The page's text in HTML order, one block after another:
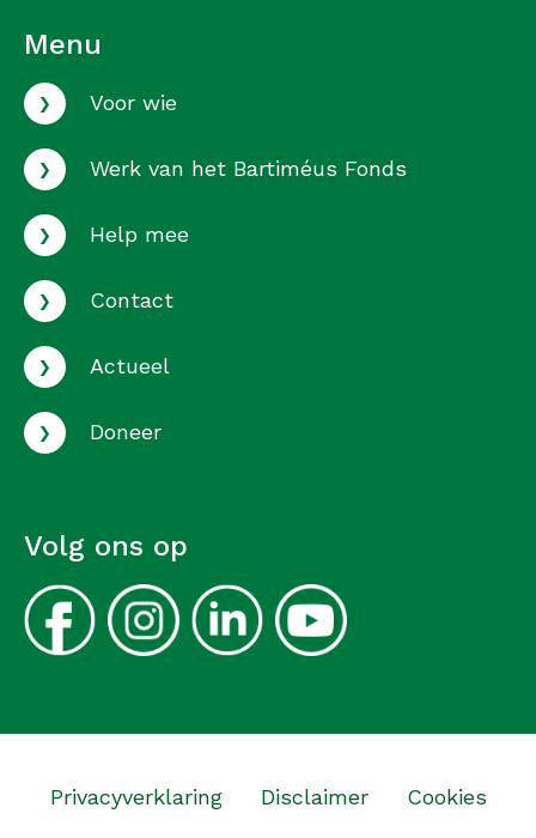
Menu
› Voor wie
› Werk van het Bartiméus Fonds
› Help mee
› Contact
› Actueel
› Doneer
Volg ons op
Privacyverklaring Disclaimer Cookies